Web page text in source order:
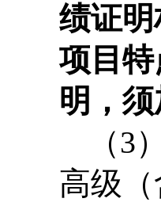
绩证
项目
明，
（3
高级